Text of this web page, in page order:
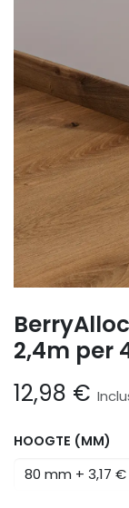
2,4m per
12,98 €
HOOGTE (MM)